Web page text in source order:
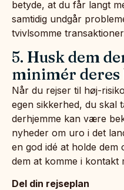
betyde, at du får langt
samtidig undgår
tvivlsomme
5. Husk dem
minimér
Når du rejser til høj-
egen sikkerhed, du skal
derhjemme kan være
nyheder om uro i det
en god idé at holde
dem at komme i kontakt
Del din rejseplan